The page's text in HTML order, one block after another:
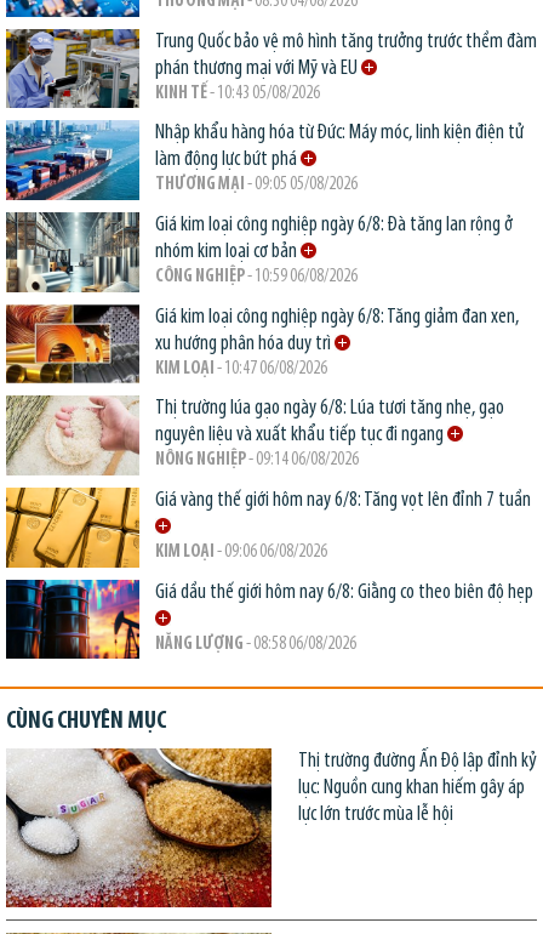
Trung Quốc bảo vệ mô hình tăng trưởng trước thềm đàm
phán thương mại với Mỹ và EU
KINH TẾ- 10:43 05/08/2026
Nhập khẩu hàng hóa từ Đức: Máy móc, linh kiện điện tử
làm động lực bứt phá
THƯƠNG MẠI - 09:05 05/08/2026
Giá kim loại công nghiệp ngày 6/8: Đà tăng lan rộng ở
nhóm kim loại cơ bản
CÔNG NGHIỆP- 10:59 06/08/2026
Giá kim loại công nghiệp ngày 6/8: Tăng giảm đan xen,
xu hướng phân hóa duy trì
KIM LOẠI - 10:47 06/08/2026
Thị trường lúa gạo ngày 6/8: Lúa tươi tăng nhẹ, gạo
nguyên liệu và xuất khẩu tiếp tục đi ngang
NÔNG NGHIỆP- 09:14 06/08/2026
Giá vàng thế giới hôm nay 6/8: Tăng vọt lên đỉnh 7 tuần
KIM LOẠI - 09:06 06/08/2026
Giá dầu thế giới hôm nay 6/8: Giằng co theo biên độ hẹp
NĂNG LƯỢNG - 08:58 06/08/2026
CÙNG CHUYÊN MỤC
Thị trường đường Ấn Độ lập đỉnh kỷ
lục: Nguồn cung khan hiếm gây áp
lực lớn trước mùa lễ hội